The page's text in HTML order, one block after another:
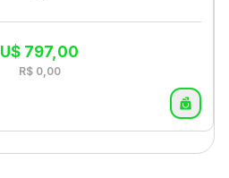
U$ 797,00
R$ 0,00